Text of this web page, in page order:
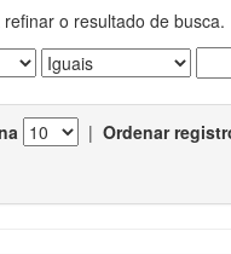
o resultado de busca.
| Ordenar